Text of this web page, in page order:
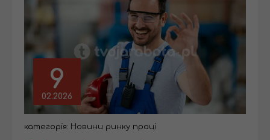
9
02.2026
категорія: Новини ринку праці